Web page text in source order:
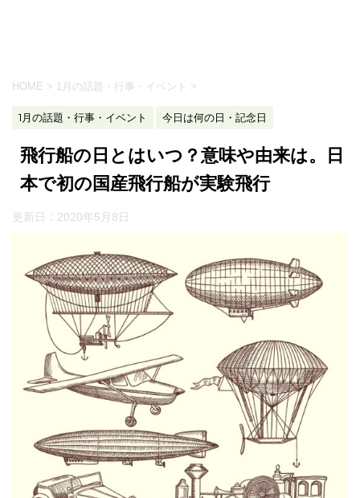
HOME > 1月の話題・行事・イベント >
1月の話題・行事・イベント 今日は何の日・記念日
飛行船の日とはいつ？意味や由来は。日
本で初の国産飛行船が実験飛行
更新日： 2020年5月8日